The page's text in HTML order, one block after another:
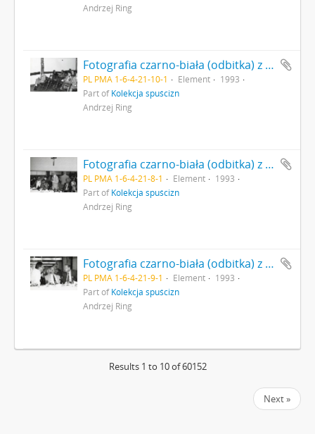
Andrzej Ring
Fotografia czarno-biała (odbitka) z I Międzynarodowego Sympozjum „Dziegieć i Smoła” 1-4 lipca 1993 r. w Państwowym Muzeum Archeologicznym Oddział Biskupin. Sympozjiu. Od lewej: Dyrektor PMA dr Jan Jaskanis (Nr 10)
PL PMA 1-6-4-21-10-1 Element
1993
Part ofKolekcja spuścizn
Andrzej Ring
Fotografia czarno-biała (odbitka) z I Międzynarodowego Sympozjum „Dziegieć i Smoła” 1-4 lipca 1993 r. w Państwowym Muzeum Archeologicznym Oddział Biskupin. Obrady. (Nr 8)
PL PMA 1-6-4-21-8-1 Element
1993
Part ofKolekcja spuścizn
Andrzej Ring
Fotografia czarno-biała (odbitka) z I Międzynarodowego Sympozjum „Dziegieć i Smoła” 1-4 lipca 1993 r. w Państwowym Muzeum Archeologicznym Oddział Biskupin. Obrady. Od lewej: Wiesław Zajączkowski kierownik Oddziału PMA w Biskupinie Dyrektor PMA dr Jan Jaskanis i dr Klaus Goldman z Museumsdorf Düppel (Nr 9)
PL PMA 1-6-4-21-9-1 Element
1993
Part ofKolekcja spuścizn
Andrzej Ring
Results 1 to 10 of 60152
Next »